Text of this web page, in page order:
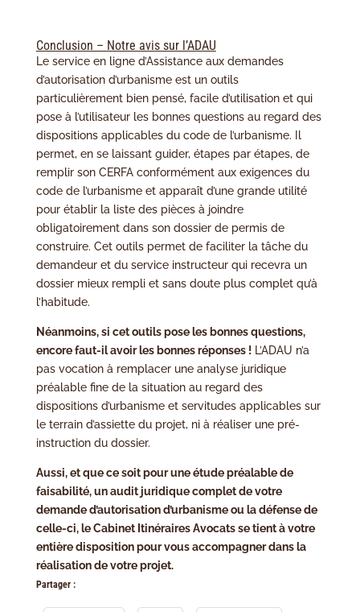
Conclusion – Notre avis sur l’ADAU
Le service en ligne d’Assistance aux demandes
d’autorisation d’urbanisme est un outils
particulièrement bien pensé, facile d’utilisation et qui
pose à l’utilisateur les bonnes questions au regard des
dispositions applicables du code de l’urbanisme. Il
permet, en se laissant guider, étapes par étapes, de
remplir son CERFA conformément aux exigences du
code de l’urbanisme et apparaît d’une grande utilité
pour établir la liste des pièces à joindre
obligatoirement dans son dossier de permis de
construire. Cet outils permet de faciliter la tâche du
demandeur et du service instructeur qui recevra un
dossier mieux rempli et sans doute plus complet qu’à
l’habitude.
Néanmoins, si cet outils pose les bonnes questions,
encore faut-il avoir les bonnes réponses ! L’ADAU n’a
pas vocation à remplacer une analyse juridique
préalable fine de la situation au regard des
dispositions d’urbanisme et servitudes applicables sur
le terrain d’assiette du projet, ni à réaliser une pré-
instruction du dossier.
Aussi, et que ce soit pour une étude préalable de
faisabilité, un audit juridique complet de votre
demande d’autorisation d’urbanisme ou la défense de
celle-ci, le Cabinet Itinéraires Avocats se tient à votre
entière disposition pour vous accompagner dans la
réalisation de votre projet.
Partager :